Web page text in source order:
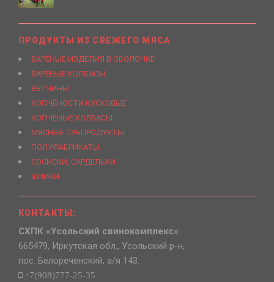
ПРОДУКТЫ ИЗ СВЕЖЕГО МЯСА
ВАРЁНЫЕ ИЗДЕЛИЯ В ОБОЛОЧКЕ
ВАРЁНЫЕ КОЛБАСЫ
ВЕТЧИНЫ
КОПЧЁНОСТИ КУСКОВЫЕ
КОПЧЁНЫЕ КОЛБАСЫ
МЯСНЫЕ СУБПРОДУКТЫ
ПОЛУФАБРИКАТЫ
СОСИСКИ, САРДЕЛЬКИ
ШПИКИ
КОНТАКТЫ:
СХПК «Усольский свинокомплекс»
665479, Иркутская обл., Усольский р-н,
пос. Белореченский, а/я 143.
+7(908)777-25-35